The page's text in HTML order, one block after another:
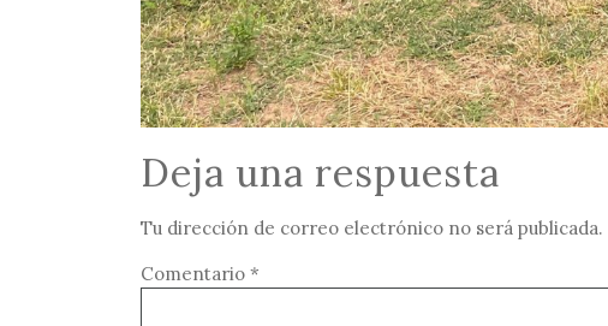
Deja una respuesta
Tu dirección de correo electrónico no será publicada.
Comentario *